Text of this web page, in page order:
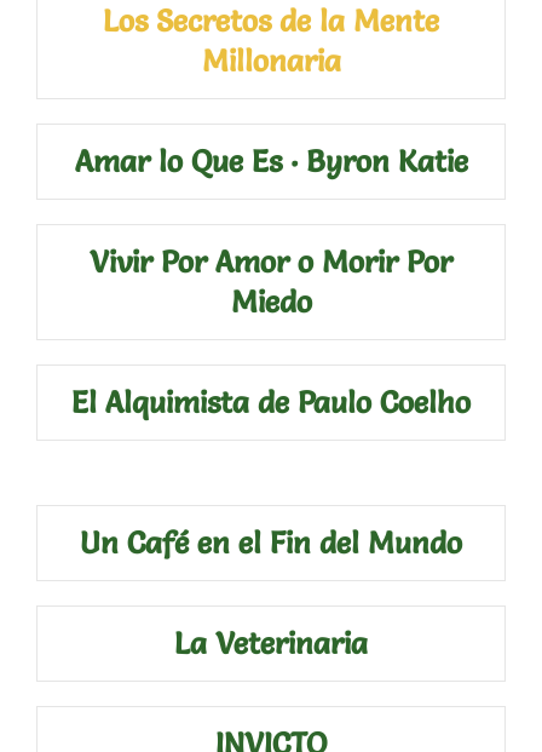
Los Secretos de la Mente
Millonaria
Amar lo Que Es · Byron Katie
Vivir Por Amor o Morir Por
Miedo
El Alquimista de Paulo Coelho
Un Café en el Fin del Mundo
La Veterinaria
INVICTO